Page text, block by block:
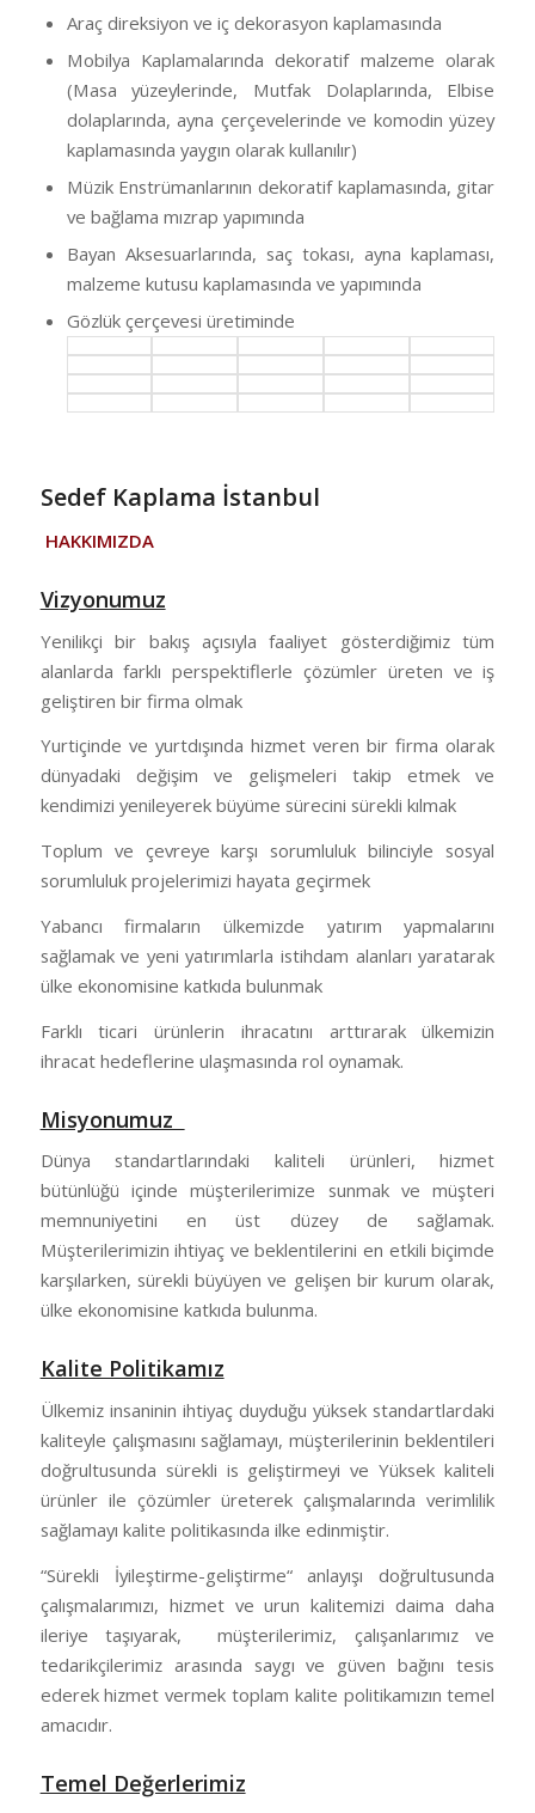
Araç direksiyon ve iç dekorasyon kaplamasında
Mobilya Kaplamalarında dekoratif malzeme olarak
(Masa yüzeylerinde, Mutfak Dolaplarında, Elbise
dolaplarında, ayna çerçevelerinde ve komodin yüzey
kaplamasında yaygın olarak kullanılır)
Müzik Enstrümanlarının dekoratif kaplamasında, gitar
ve bağlama mızrap yapımında
Bayan Aksesuarlarında, saç tokası, ayna kaplaması,
malzeme kutusu kaplamasında ve yapımında
Gözlük çerçevesi üretiminde
Sedef Kaplama İstanbul
HAKKIMIZDA
Vizyonumuz
Yenilikçi bir bakış açısıyla faaliyet gösterdiğimiz tüm
alanlarda farklı perspektiflerle çözümler üreten ve iş
geliştiren bir firma olmak
Yurtiçinde ve yurtdışında hizmet veren bir firma olarak
dünyadaki değişim ve gelişmeleri takip etmek ve
kendimizi yenileyerek büyüme sürecini sürekli kılmak
Toplum ve çevreye karşı sorumluluk bilinciyle sosyal
sorumluluk projelerimizi hayata geçirmek
Yabancı firmaların ülkemizde yatırım yapmalarını
sağlamak ve yeni yatırımlarla istihdam alanları yaratarak
ülke ekonomisine katkıda bulunmak
Farklı ticari ürünlerin ihracatını arttırarak ülkemizin
ihracat hedeflerine ulaşmasında rol oynamak.
Misyonumuz
Dünya standartlarındaki kaliteli ürünleri, hizmet
bütünlüğü içinde müşterilerimize sunmak ve müşteri
memnuniyetini en üst düzey de sağlamak.
Müşterilerimizin ihtiyaç ve beklentilerini en etkili biçimde
karşılarken, sürekli büyüyen ve gelişen bir kurum olarak,
ülke ekonomisine katkıda bulunma.
Kalite Politikamız
Ülkemiz insaninin ihtiyaç duyduğu yüksek standartlardaki
kaliteyle çalışmasını sağlamayı, müşterilerinin beklentileri
doğrultusunda sürekli is geliştirmeyi ve Yüksek kaliteli
ürünler ile çözümler üreterek çalışmalarında verimlilik
sağlamayı kalite politikasında ilke edinmiştir.
“Sürekli İyileştirme-geliştirme“ anlayışı doğrultusunda
çalışmalarımızı, hizmet ve urun kalitemizi daima daha
ileriye taşıyarak, müşterilerimiz, çalışanlarımız ve
tedarikçilerimiz arasında saygı ve güven bağını tesis
ederek hizmet vermek toplam kalite politikamızın temel
amacıdır.
Temel Değerlerimiz